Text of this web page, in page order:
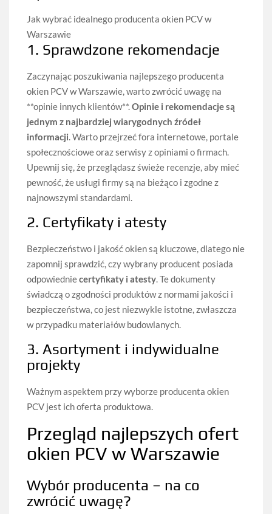
Jak wybrać idealnego producenta okien PCV w
Warszawie
1. Sprawdzone rekomendacje
Zaczynając poszukiwania najlepszego producenta
okien PCV w Warszawie, warto zwrócić uwagę na
**opinie innych klientów**.Opinie i rekomendacje są
jednym z najbardziej wiarygodnych źródeł
informacji. Warto przejrzeć fora internetowe, portale
społecznościowe oraz serwisy z opiniami o firmach.
Upewnij się, że przeglądasz świeże recenzje, aby mieć
pewność, że usługi firmy są na bieżąco i zgodne z
najnowszymi standardami.
2. Certyfikaty i atesty
Bezpieczeństwo i jakość okien są kluczowe, dlatego nie
zapomnij sprawdzić, czy wybrany producent posiada
odpowiedniecertyfikaty i atesty. Te dokumenty
świadczą o zgodności produktów z normami jakości i
bezpieczeństwa, co jest niezwykle istotne, zwłaszcza
w przypadku materiałów budowlanych.
3. Asortyment i indywidualne
projekty
Ważnym aspektem przy wyborze producenta okien
PCV jest ich oferta produktowa.
Przegląd najlepszych ofert
okien PCV w Warszawie
Wybór producenta – na co
zwrócić uwagę?